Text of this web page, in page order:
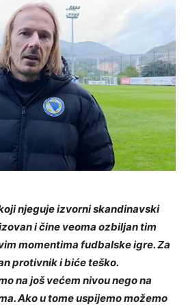
njeguje izvorni skandinavski
i čine veoma ozbiljan tim
momentima fudbalske igre. Za
protivnik i biće teško.
na još većem nivou nego na
Ako u tome uspijemo možemo